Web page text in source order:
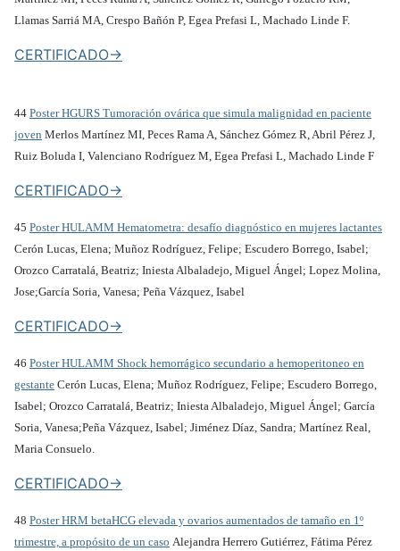
Llamas Sarriá MA, Crespo Bañón P, Egea Prefasi L, Machado Linde F.
CERTIFICADO->
44 Poster HGURS Tumoración ovárica que simula malignidad en paciente
joven Merlos Martínez MI, Peces Rama A, Sánchez Gómez R, Abril Pérez J,
Ruiz Boluda I, Valenciano Rodríguez M, Egea Prefasi L, Machado Linde F
CERTIFICADO->
45 Poster HULAMM Hematometra: desafío diagnóstico en mujeres lactantes
Cerón Lucas, Elena; Muñoz Rodríguez, Felipe; Escudero Borrego, Isabel;
Orozco Carratalá, Beatriz; Iniesta Albaladejo, Miguel Ángel; Lopez Molina,
Jose;García Soria, Vanesa; Peña Vázquez, Isabel
CERTIFICADO->
46 Poster HULAMM Shock hemorrágico secundario a hemoperitoneo en
gestante Cerón Lucas, Elena; Muñoz Rodríguez, Felipe; Escudero Borrego,
Isabel; Orozco Carratalá, Beatriz; Iniesta Albaladejo, Miguel Ángel; García
Soria, Vanesa;Peña Vázquez, Isabel; Jiménez Díaz, Sandra; Martínez Real,
Maria Consuelo.
CERTIFICADO->
48 Poster HRM betaHCG elevada y ovarios aumentados de tamaño en 1º
trimestre, a propósito de un caso Alejandra Herrero Gutiérrez, Fátima Pérez